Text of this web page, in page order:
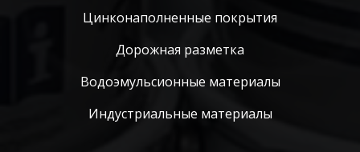
Цинконаполненные покрытия
Дорожная разметка
Водоэмульсионные материалы
Индустриальные материалы